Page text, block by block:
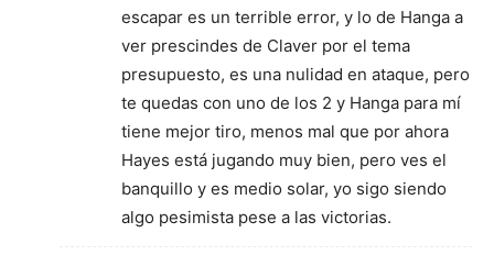
escapar es un terrible error, y lo de Hanga a
ver prescindes de Claver por el tema
presupuesto, es una nulidad en ataque, pero
te quedas con uno de los 2 y Hanga para mí
tiene mejor tiro, menos mal que por ahora
Hayes está jugando muy bien, pero ves el
banquillo y es medio solar, yo sigo siendo
algo pesimista pese a las victorias.